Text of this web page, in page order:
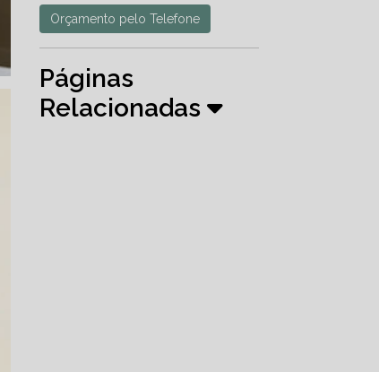
Orçamento pelo Telefone
Páginas
Relacionadas